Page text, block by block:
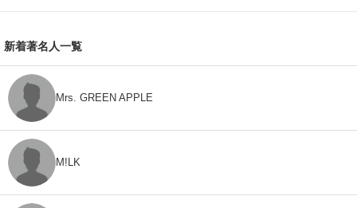
新着著名人一覧
Mrs. GREEN APPLE
M!LK